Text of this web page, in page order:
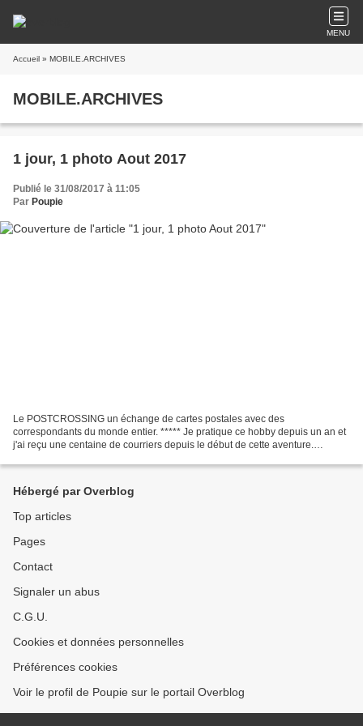
MENU
Accueil » MOBILE.ARCHIVES
MOBILE.ARCHIVES
1 jour, 1 photo Aout 2017
Publié le 31/08/2017 à 11:05
Par Poupie
Le POSTCROSSING un échange de cartes postales avec des
correspondants du monde entier. ***** Je pratique ce hobby depuis un an et
j'ai reçu une centaine de courriers depuis le début de cette aventure.
Hébergé par Overblog
Top articles
Pages
Contact
Signaler un abus
C.G.U.
Cookies et données personnelles
Préférences cookies
Voir le profil de Poupie sur le portail Overblog